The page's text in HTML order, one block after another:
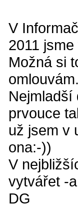
V
2011
Možná si
omlouvám.
Nejmladší
prvouce
už jsem v
ona:-))
V
vytvářet -
DG